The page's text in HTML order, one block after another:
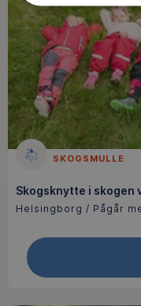
SKOGSMULLE
Skogsknytte i skogen
Helsingborg / Pågår